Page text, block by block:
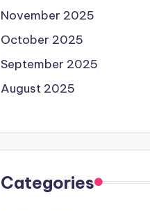
November 2025
October 2025
September 2025
August 2025
Categories